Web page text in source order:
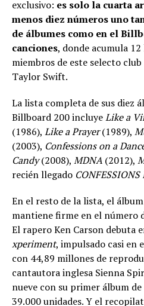
exclusivo: es solo la cuarta
menos diez números uno
de álbumes como en el
canciones, donde acumula
miembros de este selecto
Taylor Swift.
La lista completa de sus diez
Billboard 200 incluyeLike a
(1986), Like a Prayer(1989),
(2003), Confessions on a
Candy(2008), MDNA (2012),
recién llegado
En el resto de la lista, el
mantiene firme en el número
El rapero Ken Carson debuta
xperiment, impulsado casi en
con 44,89 millones de
cantautora inglesa Sienna
nueve con su primer álbum
39.000 unidades. Y el